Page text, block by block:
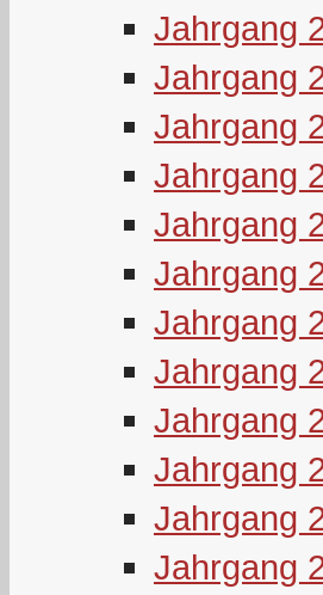
Jahrgang
Jahrgang
Jahrgang
Jahrgang
Jahrgang
Jahrgang
Jahrgang
Jahrgang
Jahrgang
Jahrgang
Jahrgang
Jahrgang